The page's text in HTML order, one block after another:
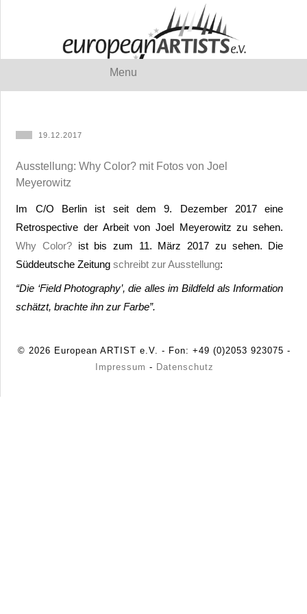
Menu
19.12.2017
Ausstellung: Why Color? mit Fotos von Joel
Meyerowitz
Im C/O Berlin ist seit dem 9. Dezember 2017 eine
Retrospective der Arbeit von Joel Meyerowitz zu sehen.
Why Color? ist bis zum 11. März 2017 zu sehen. Die
Süddeutsche Zeitungschreibt zur Ausstellung:
“Die ‘Field Photography’, die alles im Bildfeld als Information
schätzt, brachte ihn zur Farbe”.
© 2026 European ARTIST e.V. - Fon: +49 (0)2053 923075 -
Impressum - Datenschutz